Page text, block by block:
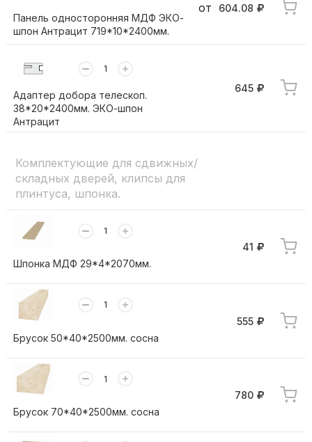
Панель односторонняя МДФ ЭКО-
шпон Антрацит 719*10*2400мм.
от 604.08
Адаптер добора телескоп.
38*20*2400мм. ЭКО-шпон
Антрацит
645
Комплектующие для сдвижных/
складных дверей, клипсы для
плинтуса, шпонка.
Шпонка МДФ 29*4*2070мм.
41
Брусок 50*40*2500мм. сосна
555
Брусок 70*40*2500мм. сосна
780